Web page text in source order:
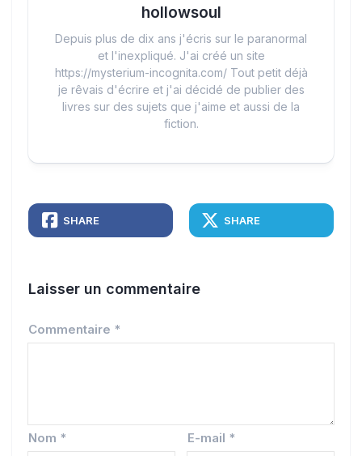
hollowsoul
Depuis plus de dix ans j'écris sur le paranormal
et l'inexpliqué. J'ai créé un site
https://mysterium-incognita.com/ Tout petit déjà
je rêvais d'écrire et j'ai décidé de publier des
livres sur des sujets que j'aime et aussi de la
fiction.
SHARE SHARE
Laisser un commentaire
Commentaire *
Nom * E-mail *